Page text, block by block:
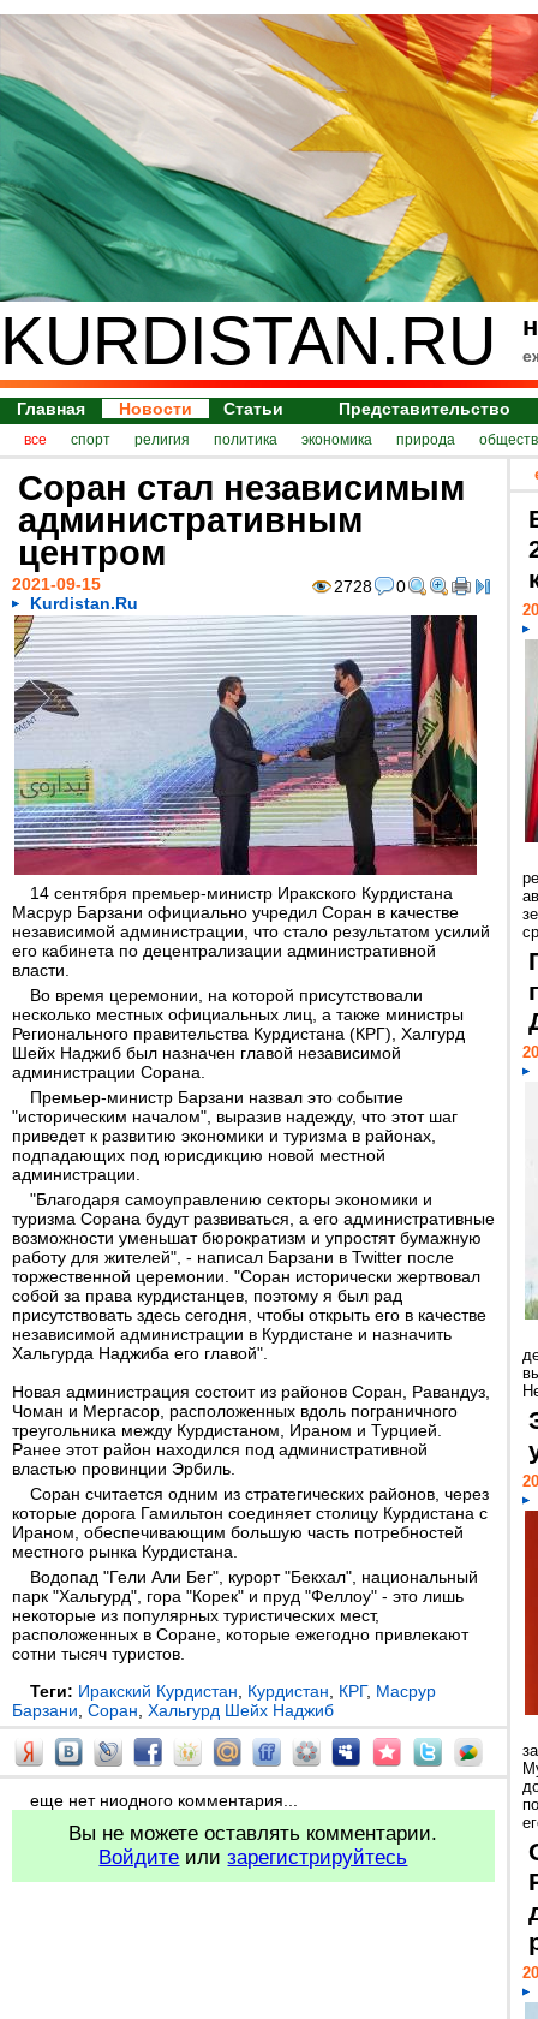
KURDISTAN.RU
Главная Новости Статьи Представительство
все спорт религия политика экономика природа
Соран стал независимым
административным
центром
2728 0
2021-09-15
Kurdistan.Ru
14 сентября премьер-министр Иракского Курдистана
Масрур Барзани официально учредил Соран в качестве
независимой администрации, что стало результатом усилий
его кабинета по децентрализации административной
власти.
Во время церемонии, на которой присутствовали
несколько местных официальных лиц, а также министры
Регионального правительства Курдистана (КРГ), Халгурд
Шейх Наджиб был назначен главой независимой
администрации Сорана.
Премьер-министр Барзани назвал это событие
"историческим началом", выразив надежду, что этот шаг
приведет к развитию экономики и туризма в районах,
подпадающих под юрисдикцию новой местной
администрации.
"Благодаря самоуправлению секторы экономики и
туризма Сорана будут развиваться, а его административные
возможности уменьшат бюрократизм и упростят бумажную
работу для жителей", - написал Барзани в Twitter после
торжественной церемонии. "Соран исторически жертвовал
собой за права курдистанцев, поэтому я был рад
присутствовать здесь сегодня, чтобы открыть его в качестве
независимой администрации в Курдистане и назначить
Хальгурда Наджиба его главой".
Новая администрация состоит из районов Соран, Равандуз,
Чоман и Мергасор, расположенных вдоль пограничного
треугольника между Курдистаном, Ираном и Турцией.
Ранее этот район находился под административной
властью провинции Эрбиль.
Соран считается одним из стратегических районов, через
которые дорога Гамильтон соединяет столицу Курдистана с
Ираном, обеспечивающим большую часть потребностей
местного рынка Курдистана.
Водопад "Гели Али Бег", курорт "Бекхал", национальный
парк "Хальгурд", гора "Корек" и пруд "Феллоу" - это лишь
некоторые из популярных туристических мест,
расположенных в Соране, которые ежегодно привлекают
сотни тысяч туристов.
Теги: Иракский Курдистан Курдистан КРГ, Масрур
Барзани Соран Хальгурд Шейх Наджиб
еще нет ниодного комментария...
Вы не можете оставлять комментарии.
Войдите илизарегистрируйтесь